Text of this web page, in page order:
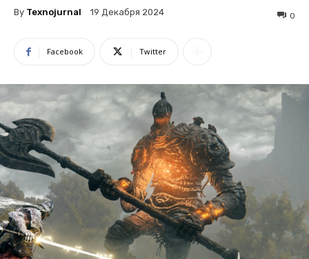
By Texnojurnal 19 Декабря 2024 0
Facebook Twitter